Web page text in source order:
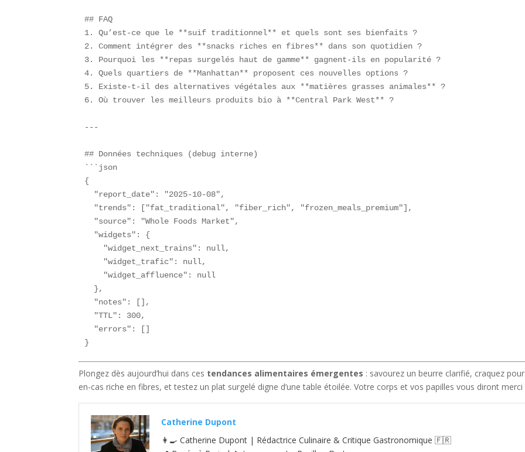
## FAQ
1. Qu’est-ce que le **suif traditionnel** et quels sont ses bienfaits ?
2. Comment intégrer des **snacks riches en fibres** dans son quotidien ?
3. Pourquoi les **repas surgelés haut de gamme** gagnent-ils en popularité ?
4. Quels quartiers de **Manhattan** proposent ces nouvelles options ?
5. Existe-t-il des alternatives végétales aux **matières grasses animales** ?
6. Où trouver les meilleurs produits bio à **Central Park West** ?
---
## Données techniques (debug interne)
```json
{
  "report_date": "2025-10-08",
  "trends": ["fat_traditional", "fiber_rich", "frozen_meals_premium"],
  "source": "Whole Foods Market",
  "widgets": {
    "widget_next_trains": null,
    "widget_trafic": null,
    "widget_affluence": null
  },
  "notes": [],
  "TTL": 300,
  "errors": []
}
Plongez dès aujourd’hui dans ces tendances alimentaires émergentes : savourez un beurre clarifié, craquez
en-cas riche en fibres, et testez un plat surgelé digne d’une table étoilée. Votre corps et vos papilles vous diront merci
Catherine Dupont
👩‍🍳 Catherine Dupont | Rédactrice Culinaire & Critique Gastronomique 🇫🇷